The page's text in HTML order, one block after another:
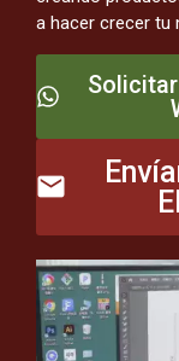
a hacer crecer tu